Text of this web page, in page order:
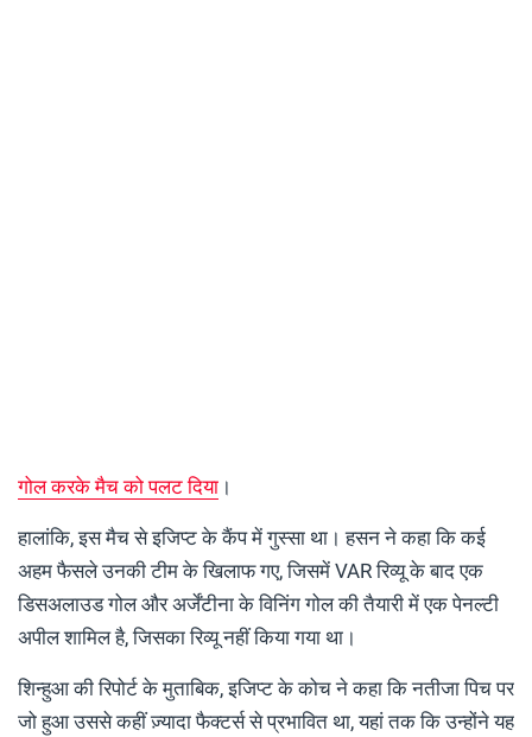
गोल करके मैच को पलट दिया ।
हालांकि, इस मैच से इजिप्ट के कैंप में गुस्सा था। हसन ने कहा कि कई
अहम फैसले उनकी टीम के खिलाफ गए, जिसमें VAR रिव्यू के बाद एक
डिसअलाउड गोल और अर्जेंटीना के विनिंग गोल की तैयारी में एक पेनल्टी
अपील शामिल है, जिसका रिव्यू नहीं किया गया था।
शिन्हुआ की रिपोर्ट के मुताबिक, इजिप्ट के कोच ने कहा कि नतीजा पिच पर
जो हुआ उससे कहीं ज़्यादा फैक्टर्स से प्रभावित था, यहां तक ​​कि उन्होंने यह